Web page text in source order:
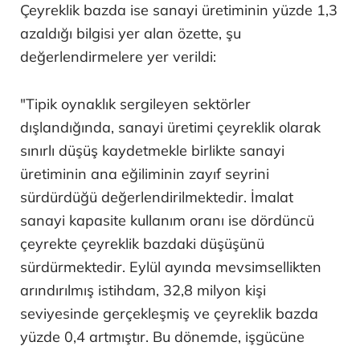
Çeyreklik bazda ise sanayi üretiminin yüzde 1,3
azaldığı bilgisi yer alan özette, şu
değerlendirmelere yer verildi:
"Tipik oynaklık sergileyen sektörler
dışlandığında, sanayi üretimi çeyreklik olarak
sınırlı düşüş kaydetmekle birlikte sanayi
üretiminin ana eğiliminin zayıf seyrini
sürdürdüğü değerlendirilmektedir. İmalat
sanayi kapasite kullanım oranı ise dördüncü
çeyrekte çeyreklik bazdaki düşüşünü
sürdürmektedir. Eylül ayında mevsimsellikten
arındırılmış istihdam, 32,8 milyon kişi
seviyesinde gerçekleşmiş ve çeyreklik bazda
yüzde 0,4 artmıştır. Bu dönemde, işgücüne